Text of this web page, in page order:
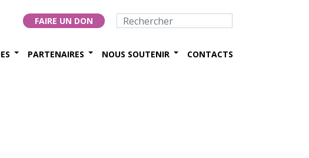
FAIRE UN DON
PARTENAIRES NOUS SOUTENIR CONTACTS